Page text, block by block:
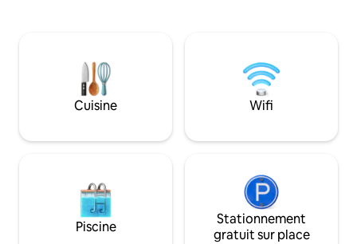
promener, à caresser les ânes et les
cochons, à admirer le coucher du soleil
depuis la cabane dans les arbres ou à
profiter du sauna chauffé au feu avec un
pour les familles,
et les amateurs
vous dans le
tout en regardant
Cuisine Wifi
Piscine
Stationnement
gratuit sur place